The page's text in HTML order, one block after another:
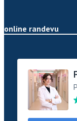
online randevu